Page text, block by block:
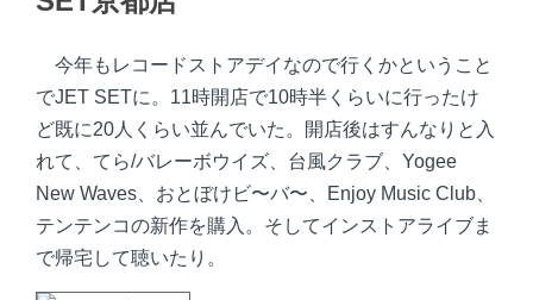
今年もレコードストアデイなので行くかということ
でJET SETに。11時開店で10時半くらいに行ったけ
ど既に20人くらい並んでいた。開店後はすんなりと入
れて、てら/バレーボウイズ、台風クラブ、Yogee
New Waves、おとぼけビ〜バ〜、Enjoy Music Club、
テンテンコの新作を購入。そしてインストアライブま
で帰宅して聴いたり。